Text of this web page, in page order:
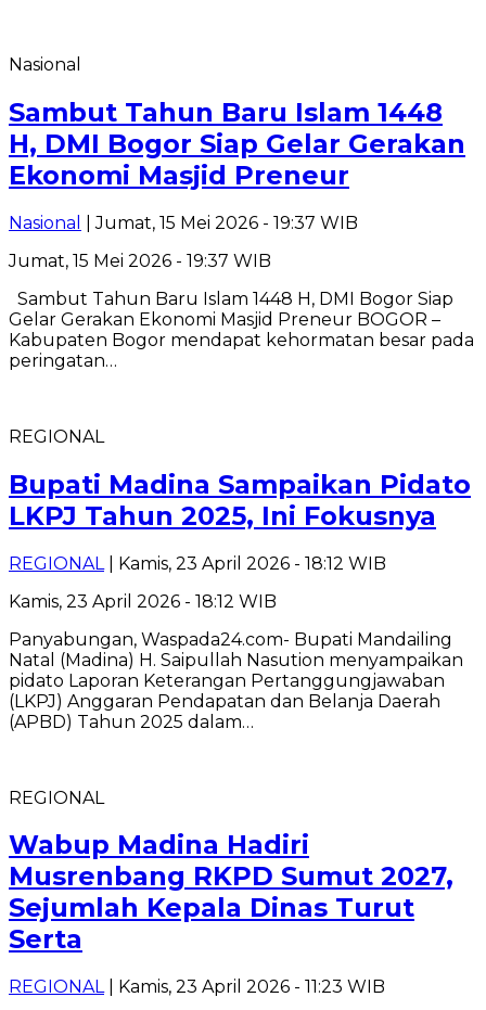
Nasional
Sambut Tahun Baru Islam 1448
H, DMI Bogor Siap Gelar Gerakan
Ekonomi Masjid Preneur
Nasional
| Jumat, 15 Mei 2026 - 19:37 WIB
Jumat, 15 Mei 2026 - 19:37 WIB
Sambut Tahun Baru Islam 1448 H, DMI Bogor Siap
Gelar Gerakan Ekonomi Masjid Preneur BOGOR –
Kabupaten Bogor mendapat kehormatan besar pada
peringatan…
REGIONAL
Bupati Madina Sampaikan Pidato
LKPJ Tahun 2025, Ini Fokusnya
REGIONAL
| Kamis, 23 April 2026 - 18:12 WIB
Kamis, 23 April 2026 - 18:12 WIB
Panyabungan, Waspada24.com- Bupati Mandailing
Natal (Madina) H. Saipullah Nasution menyampaikan
pidato Laporan Keterangan Pertanggungjawaban
(LKPJ) Anggaran Pendapatan dan Belanja Daerah
(APBD) Tahun 2025 dalam…
REGIONAL
Wabup Madina Hadiri
Musrenbang RKPD Sumut 2027,
Sejumlah Kepala Dinas Turut
Serta
REGIONAL| Kamis, 23 April 2026 - 11:23 WIB